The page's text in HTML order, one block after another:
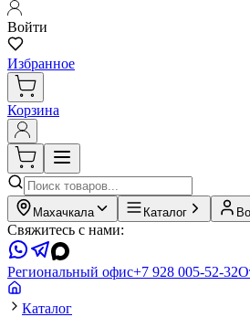
Войти
Избранное
Корзина
Махачкала Каталог
Свяжитесь с нами:
Региональный офис+7 928 005-52-32
Каталог